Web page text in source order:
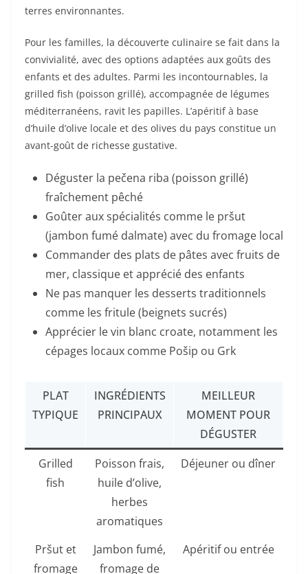
terres environnantes.
Pour les familles, la découverte culinaire se fait dans la
convivialité, avec des options adaptées aux goûts des
enfants et des adultes. Parmi les incontournables, la
grilled fish (poisson grillé), accompagnée de légumes
méditerranéens, ravit les papilles. L’apéritif à base
d’huile d’olive locale et des olives du pays constitue un
avant-goût de richesse gustative.
Déguster la pečena riba (poisson grillé)
fraîchement pêché
Goûter aux spécialités comme le pršut
(jambon fumé dalmate) avec du fromage local
Commander des plats de pâtes avec fruits de
mer, classique et apprécié des enfants
Ne pas manquer les desserts traditionnels
comme les fritule (beignets sucrés)
Apprécier le vin blanc croate, notamment les
cépages locaux comme Pošip ou Grk
PLAT
TYPIQUE
INGRÉDIENTS
PRINCIPAUX
MEILLEUR
MOMENT POUR
DÉGUSTER
Grilled
fish
Poisson frais,
huile d’olive,
herbes
aromatiques
Déjeuner ou dîner
Pršut et
fromage
Jambon fumé,
fromage de
Apéritif ou entrée